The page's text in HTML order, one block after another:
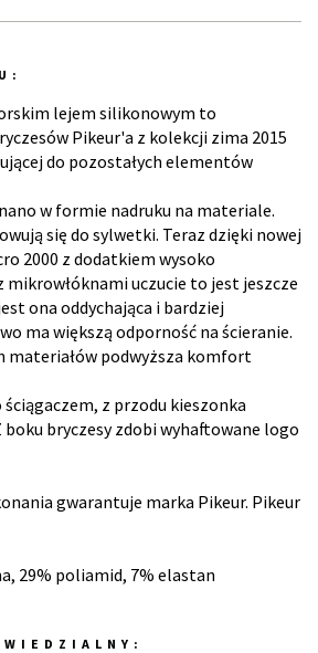
lejem silikonowym to
Pikeur'a z kolekcji zima 2015
do pozostałych elementów
w formie nadruku na materiale.
się do sylwetki. Teraz dzięki nowej
2000 z dodatkiem wysoko
mikrowłóknami uczucie to jest jeszcze
ona oddychająca i bardziej
ma większą odporność na ścieranie.
materiałów podwyższa komfort
z przodu kieszonka
boku bryczesy zdobi wyhaftowane logo
gwarantuje marka Pikeur. Pikeur
29% poliamid, 7% elastan